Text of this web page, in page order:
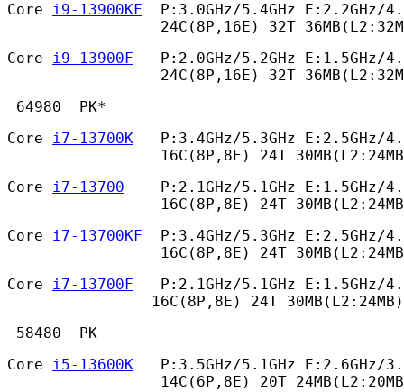
Core i9-13900KF
P:3.0GHz/5.4GHz E:2.2GHz/
24C(8P,16E) 32T
Core i9-13900F
P:2.0GHz/5.2GHz E:1.5GHz/
24C(8P,16E) 32T
64980  PK*
Core i7-13700K
P:3.4GHz/5.3GHz E:2.5GHz/
16C(8P,8E) 24T
Core i7-13700
P:2.1GHz/5.1GHz E:1.5GHz/
16C(8P,8E) 24T
Core i7-13700KF
P:3.4GHz/5.3GHz E:2.5GHz/
16C(8P,8E) 24T
Core i7-13700F
P:2.1GHz/5.1GHz E:1.5GHz/
16C(8P,8E) 24T
58480  PK
Core i5-13600K
P:3.5GHz/5.1GHz E:2.6GHz/
14C(6P,8E) 20T